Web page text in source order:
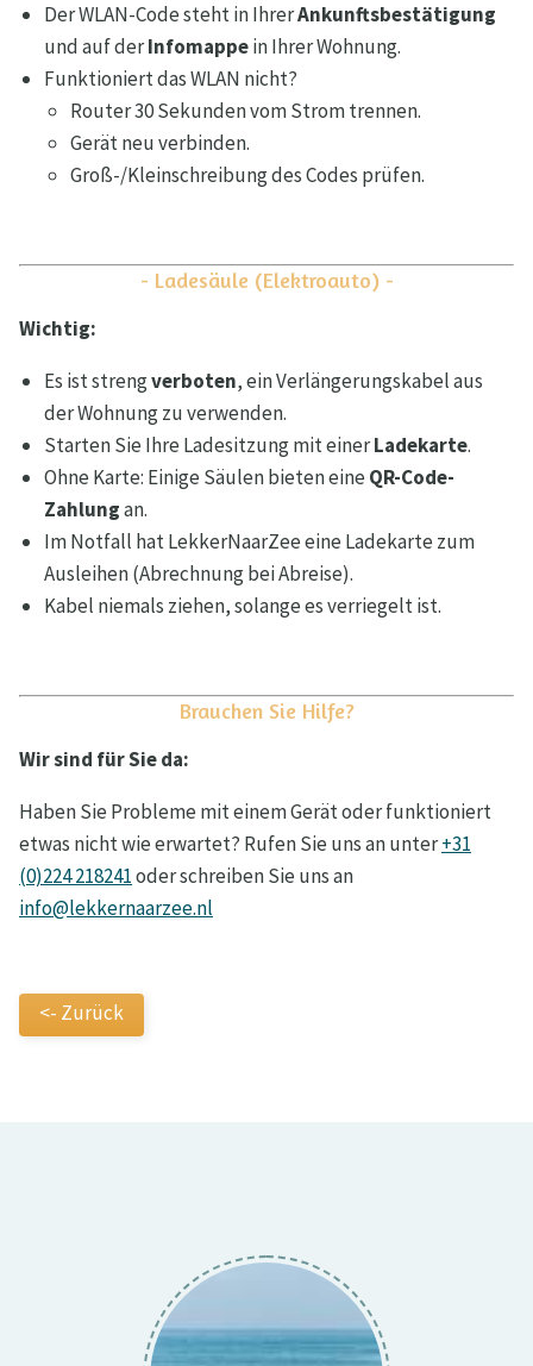
Der WLAN-Code steht in IhrerAnkunftsbestätigung
und auf derInfomappein Ihrer Wohnung.
Funktioniert das WLAN nicht?
Router 30 Sekunden vom Strom trennen.
Gerät neu verbinden.
Groß-/Kleinschreibung des Codes prüfen.
- Ladesäule (Elektroauto) -
Wichtig:
Es ist strengverboten, ein Verlängerungskabel aus
der Wohnung zu verwenden.
Starten Sie Ihre Ladesitzung mit einerLadekarte.
Ohne Karte: Einige Säulen bieten eine QR-Code-
Zahlungan.
Im Notfall hat LekkerNaarZee eine Ladekarte zum
Ausleihen (Abrechnung bei Abreise).
Kabel niemals ziehen, solange es verriegelt ist.
Brauchen Sie Hilfe?
Wir sind für Sie da:
Haben Sie Probleme mit einem Gerät oder funktioniert
etwas nicht wie erwartet? Rufen Sie uns an unter+31
(0)224 218241oder schreiben Sie uns an
info@lekkernaarzee.nl
<- Zurück